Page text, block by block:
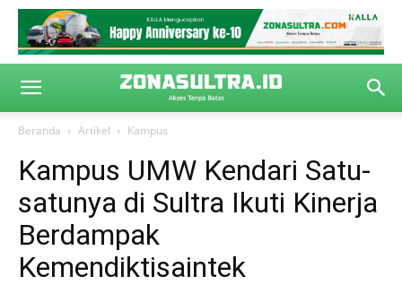
Beranda Artikel Kampus
Kampus UMW Kendari Satu-
satunya di Sultra Ikuti Kinerja
Berdampak
Kemendiktisaintek